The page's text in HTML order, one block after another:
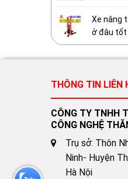
Xe nâng
ở đâu tốt
THÔNG TIN LIÊN
CÔNG TY TNHH
CÔNG NGHỆ
Trụ sở: Thôn
Ninh- Huyện
Hà Nội